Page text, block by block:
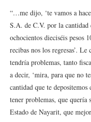
“…me dijo, ‘te vamos a
S.A. de C.V. por la
ochocientos dieciséis pesos
recibas nos los regresas’.
tendría problemas, tanto
a decir, ‘mira, para que no
cantidad que te
tener problemas, que
Estado de Nayarit, que